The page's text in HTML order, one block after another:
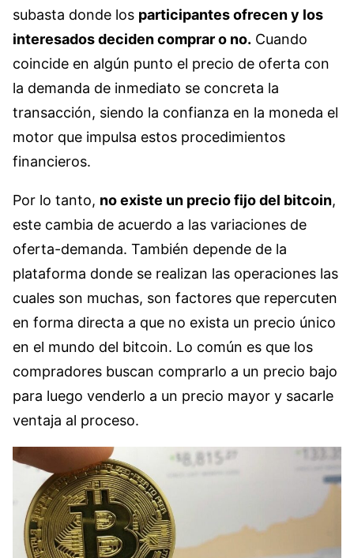
subasta donde los participantes ofrecen y los
interesados deciden comprar o no. Cuando
coincide en algún punto el precio de oferta con
la demanda de inmediato se concreta la
transacción, siendo la confianza en la moneda el
motor que impulsa estos procedimientos
financieros.
Por lo tanto, no existe un precio fijo del bitcoin,
este cambia de acuerdo a las variaciones de
oferta-demanda. También depende de la
plataforma donde se realizan las operaciones las
cuales son muchas, son factores que repercuten
en forma directa a que no exista un precio único
en el mundo del bitcoin. Lo común es que los
compradores buscan comprarlo a un precio bajo
para luego venderlo a un precio mayor y sacarle
ventaja al proceso.